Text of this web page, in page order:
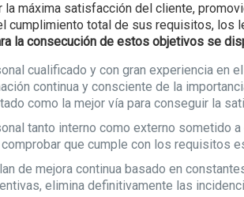
la máxima satisfacción del cliente,
cumplimiento total de sus requisitos, los
la consecución de estos objetivos se
cualificado y con gran experiencia en
continua y consciente de la
como la mejor vía para conseguir la
tanto interno como externo sometido
comprobar que cumple con los requisitos
de mejora continua basado en
elimina definitivamente las